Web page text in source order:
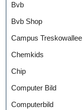
Bvb
Bvb Shop
Campus Treskowallee
Chemkids
Chip
Computer Bild
Computerbild